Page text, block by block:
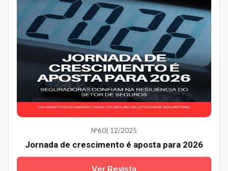
Nº60| 12/2025
Jornada de crescimento é aposta para 2026